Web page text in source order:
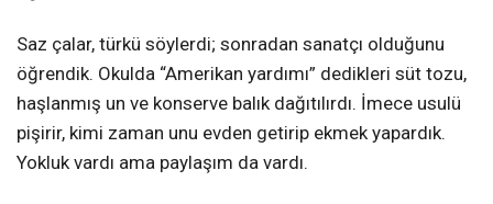
Saz çalar, türkü söylerdi; sonradan sanatçı olduğunu
öğrendik. Okulda “Amerikan yardımı” dedikleri süt tozu,
haşlanmış un ve konserve balık dağıtılırdı. İmece usulü
pişirir, kimi zaman unu evden getirip ekmek yapardık.
Yokluk vardı ama paylaşım da vardı.